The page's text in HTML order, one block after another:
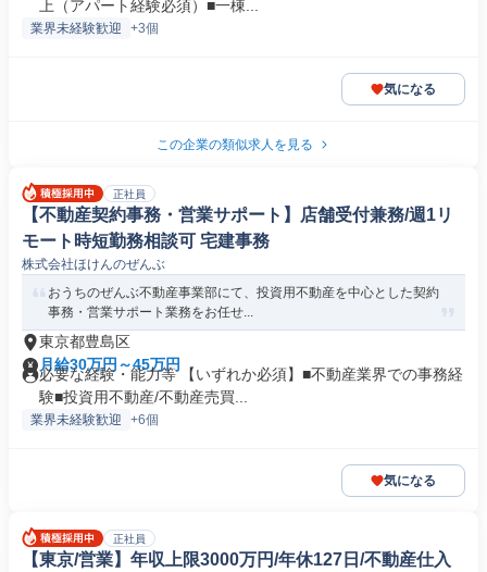
上（アパート経験必須）■一棟...
業界未経験歓迎 +3個
気になる
この企業の類似求人を見る
正社員
【不動産契約事務・営業サポート】店舗受付兼務/週1リ
モート時短勤務相談可 宅建事務
株式会社ほけんのぜんぶ
おうちのぜんぶ不動産事業部にて、投資用不動産を中心とした契約
事務・営業サポート業務をお任せ...
東京都豊島区
月給30万円～45万円
必要な経験・能力等 【いずれか必須】■不動産業界での事務経
験■投資用不動産/不動産売買...
業界未経験歓迎 +6個
気になる
正社員
【東京/営業】年収上限3000万円/年休127日/不動産仕入